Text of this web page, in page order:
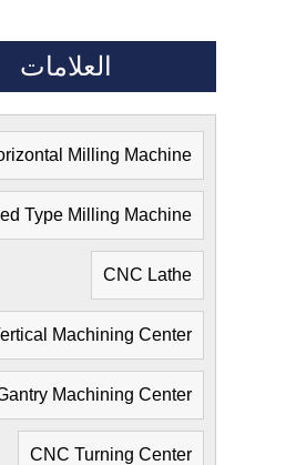
العلامات
Milling Machine
Type Milling Machine
CNC Lathe
Machining Center
Machining Center
CNC Turning Center